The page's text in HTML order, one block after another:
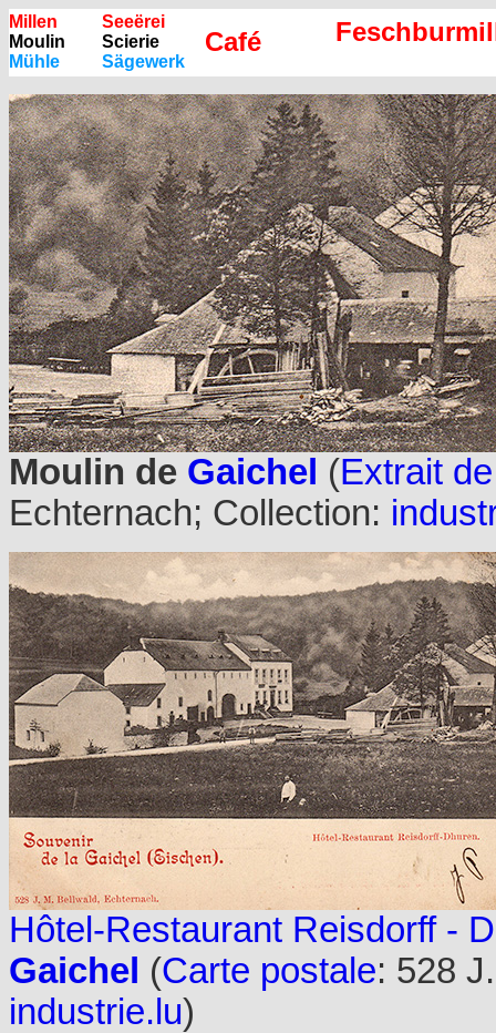
Millen
Moulin
Mühle
Seeërei
Scierie
Sägewerk
Café
Moulin de Gaichel (Extrait
Echternach; Collection:
Hôtel-Restaurant Reisdorff -
Gaichel (Carte postale: 528
industrie.lu)